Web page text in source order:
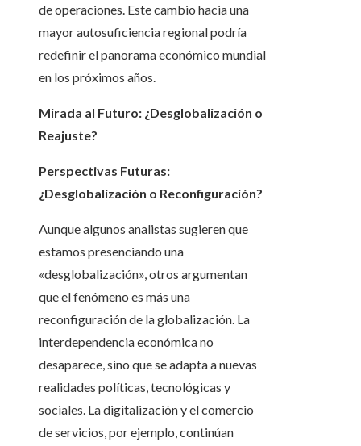
de operaciones. Este cambio hacia una
mayor autosuficiencia regional podría
redefinir el panorama económico mundial
en los próximos años.
Mirada al Futuro: ¿Desglobalización o
Reajuste?
Perspectivas Futuras:
¿Desglobalización o Reconfiguración?
Aunque algunos analistas sugieren que
estamos presenciando una
«desglobalización», otros argumentan
que el fenómeno es más una
reconfiguración de la globalización. La
interdependencia económica no
desaparece, sino que se adapta a nuevas
realidades políticas, tecnológicas y
sociales. La digitalización y el comercio
de servicios, por ejemplo, continúan